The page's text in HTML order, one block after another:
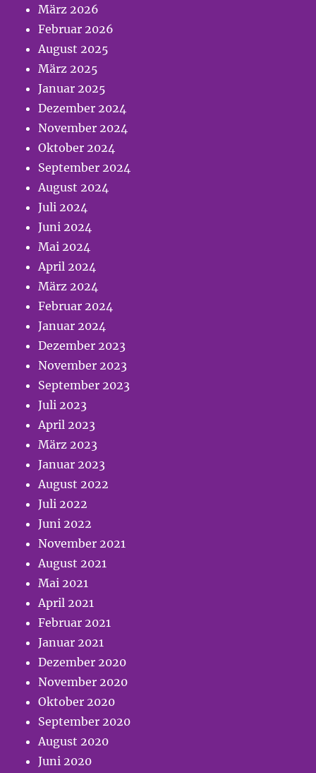
März 2026
Februar 2026
August 2025
März 2025
Januar 2025
Dezember 2024
November 2024
Oktober 2024
September 2024
August 2024
Juli 2024
Juni 2024
Mai 2024
April 2024
März 2024
Februar 2024
Januar 2024
Dezember 2023
November 2023
September 2023
Juli 2023
April 2023
März 2023
Januar 2023
August 2022
Juli 2022
Juni 2022
November 2021
August 2021
Mai 2021
April 2021
Februar 2021
Januar 2021
Dezember 2020
November 2020
Oktober 2020
September 2020
August 2020
Juni 2020